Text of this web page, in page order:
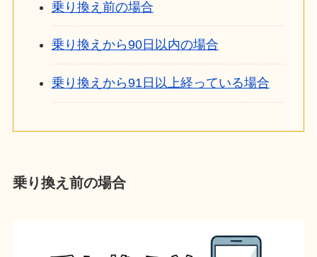
乗り換え前の場合
乗り換えから90日以内の場合
乗り換えから91日以上経っている場合
乗り換え前の場合